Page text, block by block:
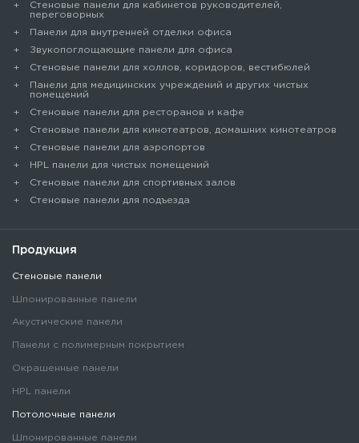
Стеновые панели для кабинетов руководителей,
переговорных
Панели для внутренней отделки офиса
Звукопоглощающие панели для офиса
Стеновые панели для холлов, коридоров, вестибюлей
Панели для медицинских учреждений и других чистых
помещений
Стеновые панели для ресторанов и кафе
Стеновые панели для кинотеатров, домашних кинотеатров
Стеновые панели для аэропортов
HPL панели для чистых помещений
Стеновые панели для спортивных залов
Стеновые панели для подъезда
Продукция
Стеновые панели
Шпонированные панели
Акустические панели
Панели с полимерным покрытием
Окрашенные панели
HPL панели
Потолочные панели
Шпонированные панели